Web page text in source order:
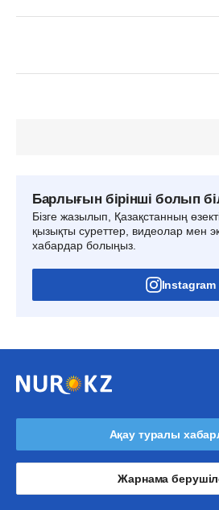
Барлығын бірінші болып
Бізге жазылып, Қазақстанның
қызықты суреттер, видеолар мен
хабардар болыңыз.
Instagram
Ақау туралы
Жарнама